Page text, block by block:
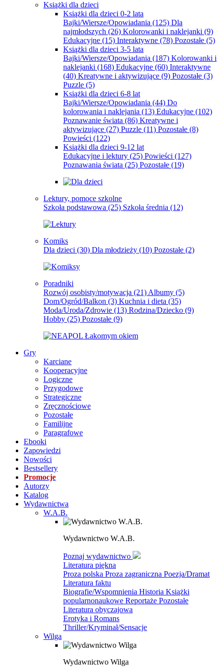
Książki dla dzieci
Książki dla dzieci 0-2 lata
Bajki/Wiersze/Opowiadania (125) Dla
najmłodszych (26) Kolorowanki i naklejanki (9)
Edukacyjne (15) Interaktywne (78) Pozostałe (5)
Książki dla dzieci 3-5 lata
Bajki/Wiersze/Opowiadania (187) Kolorowanki i
naklejanki (168) Edukacyjne (60) Interaktywne
(40) Kreatywne i aktywizujące (9) Pozostałe (3)
Puzzle (5)
Książki dla dzieci 6-8 lat
Bajki/Wiersze/Opowiadania (44) Do
kolorowania i naklejania (13) Edukacyjne (102)
Poznawanie świata (86) Kreatywne i
aktywizujące (27) Puzzle (11) Pozostałe (8)
Powieści (122)
Książki dla dzieci 9-12 lat
Edukacyjne i lektury (25) Powieści (127)
Poznawania świata (25) Pozostałe (19)
Lektury, pomoce szkolne
Szkoła podstawowa (25) Szkoła średnia (12)
Komiks
Dla dzieci (30) Dla młodzieży (10) Pozostałe (2)
Poradniki
Rozwój osobisty/motywacja (21) Albumy (5)
Dom/Ogród/Balkon (3) Kuchnia i dieta (35)
Moda/Uroda/Zdrowie (13) Rodzina/Dziecko (9)
Hobby (25) Pozostałe (9)
Gry
Karciane
Kooperacyjne
Logiczne
Przygodowe
Strategiczne
Zręcznościowe
Pozostałe
Familijne
Paragrafowe
Ebooki
Zapowiedzi
Nowości
Bestsellery
Promocje
Autorzy
Katalog
Wydawnictwa
W.A.B.
Wydawnictwo W.A.B.
Poznaj wydawnictwo
Literatura piękna
Proza polska Proza zagraniczna Poezja/Dramat
Literatura faktu
Biografie/Wspomnienia Historia Książki
popularnonaukowe Reportaże Pozostałe
Literatura obyczajowa
Erotyka i Romans
Thriller/Kryminał/Sensacje
Wilga
Wydawnictwo Wilga